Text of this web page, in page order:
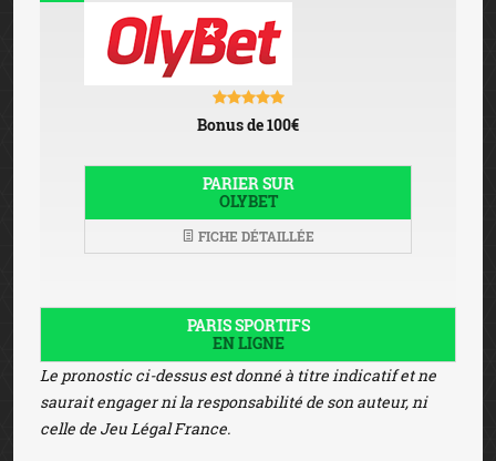
Bonus de 100€
PARIER SUR
OLYBET
FICHE DÉTAILLÉE
PARIS SPORTIFS
EN LIGNE
Le pronostic ci-dessus est donné à titre indicatif et ne
saurait engager ni la responsabilité de son auteur, ni
celle de Jeu Légal France.